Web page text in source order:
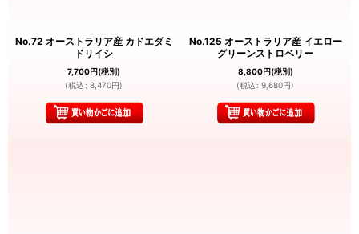
No.72 オーストラリア産 カドエダミ
ドリイシ
7,700円(税別)
(税込 : 8,470円)
No.125 オーストラリア産 イエロー
グリーンストロベリー
8,800円(税別)
(税込 : 9,680円)